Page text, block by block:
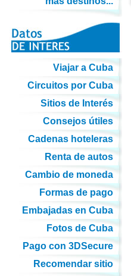
Viajar a Cuba
Circuitos por Cuba
Sitios de Interés
Consejos útiles
Cadenas hoteleras
Renta de autos
Cambio de moneda
Formas de pago
Embajadas en Cuba
Fotos de Cuba
Pago con 3DSecure
Recomendar sitio